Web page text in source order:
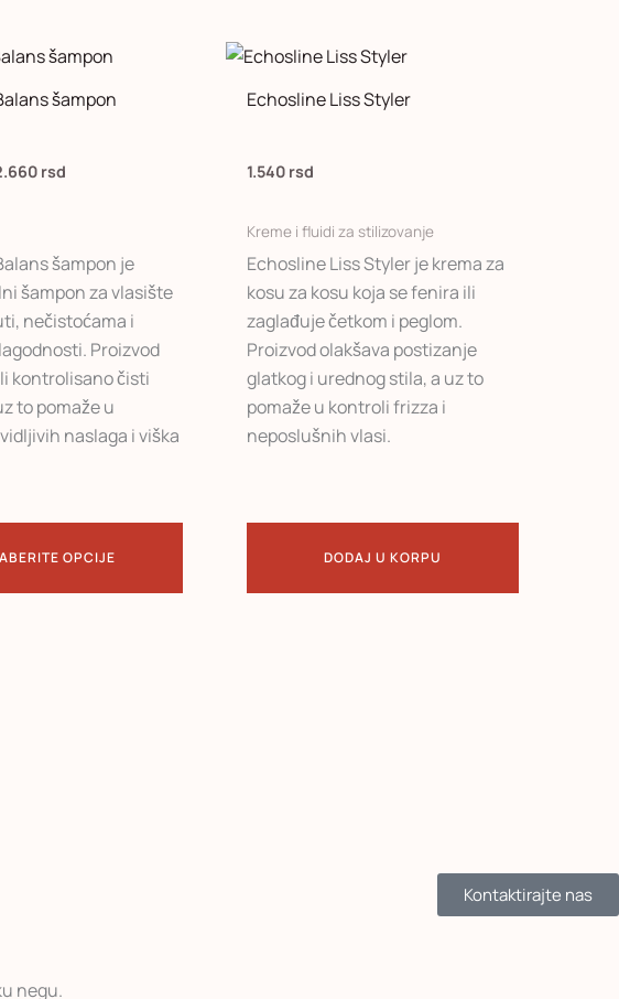
šampon
rsd
Raspon
cena:
1.430 rsd
šampon je
šampon za vlasište
nečistoćama i
Proizvod
kontrolisano čisti
to pomaže u
naslaga i viška
OPCIJE
Echosline Liss Styler
1.540 rsd
Kreme i fluidi za stilizovanje
Echosline Liss Styler je krema za
kosu za kosu koja se fenira ili
zaglađuje četkom i peglom.
Proizvod olakšava postizanje
glatkog i urednog stila, a uz to
pomaže u kontroli frizza i
neposlušnih vlasi.
DODAJ U KORPU
Kontaktirajte nas
negu.